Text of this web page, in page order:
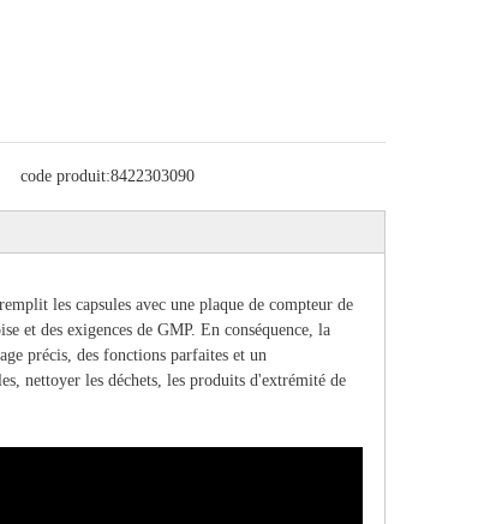
code produit:8422303090
les capsules avec une plaque de compteur de
et des exigences de GMP. En conséquence, la
précis, des fonctions parfaites et un
nettoyer les déchets, les produits d'extrémité de